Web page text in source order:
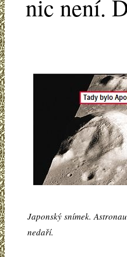
nic není.
Japonský snímek.
nedaří.